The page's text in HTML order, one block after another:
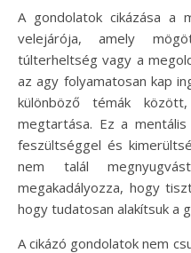
A gondolatok cikázása a
velejárója, amely
túlterheltség vagy a
az agy folyamatosan kap
különböző témák
megtartása. Ez a
feszültséggel és
nem talál
megakadályozza, hogy
hogy tudatosan alakítsuk a
A cikázó gondolatok nem